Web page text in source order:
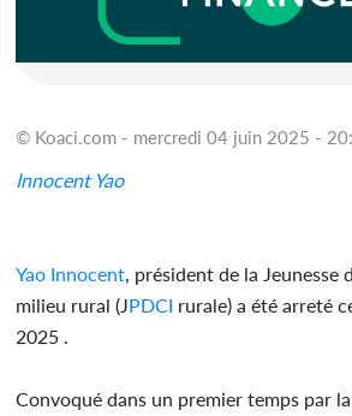
© Koaci.com - mercredi 04 juin 2025 -
Innocent Yao
Yao Innocent , président de la Jeunesse
milieu rural (JPDCI rurale) a été arreté
2025 .
Convoqué dans un premier temps par